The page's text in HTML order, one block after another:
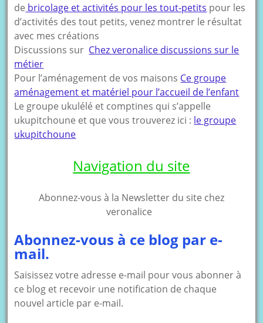
de bricolage et activités pour les tout-petits pour les
d’activités des tout petits, venez montrer le résultat
avec mes créations
Discussions sur Chez veronalice discussions sur le
métier
Pour l’aménagement de vos maisons Ce groupe
aménagement et matériel pour l’accueil de l’enfant
Le groupe ukulélé et comptines qui s’appelle
ukupitchoune et que vous trouverez ici : le groupe
ukupitchoune
Navigation du site
Abonnez-vous à la Newsletter du site chez
veronalice
Abonnez-vous à ce blog par e-
mail.
Saisissez votre adresse e-mail pour vous abonner à
ce blog et recevoir une notification de chaque
nouvel article par e-mail.